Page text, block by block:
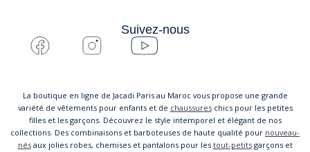
Suivez-nous
La boutique en ligne de Jacadi Paris au Maroc vous propose une grande
variété de vêtements pour enfants et de chaussureschics pour les petites
filles et les garçons. Découvrez le style intemporel et élégant de nos
collections. Des combinaisons et barboteuses de haute qualité pour nouveau-
nésaux jolies robes, chemises et pantalons pour les tout-petitsgarçons et